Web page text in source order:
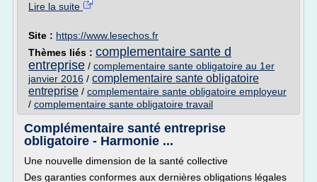
Lire la suite
Site : https://www.lesechos.fr
Thèmes liés : complementaire sante d
entreprise / complementaire sante obligatoire au 1er
janvier 2016 / complementaire sante obligatoire
entreprise / complementaire sante obligatoire employeur
/ complementaire sante obligatoire travail
Complémentaire santé entreprise
obligatoire - Harmonie ...
Une nouvelle dimension de la santé collective
Des garanties conformes aux dernières obligations légales